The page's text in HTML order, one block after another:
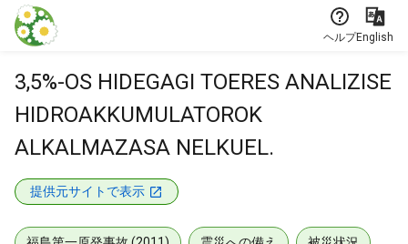
本文に飛ぶ
ヘルプEnglish
3,5%-OS HIDEGAGI TOERES ANALIZISE
HIDROAKKUMULATOROK
ALKALMAZASA NELKUEL.
提供元サイトで表示